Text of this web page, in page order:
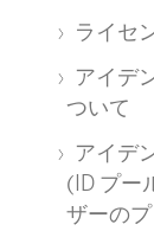
ライセ
アイデ
ついて
アイデ
(ID プー
ザーの